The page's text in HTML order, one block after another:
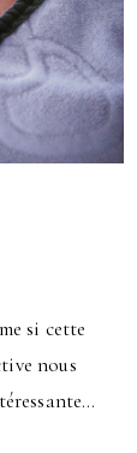
si cette
nous